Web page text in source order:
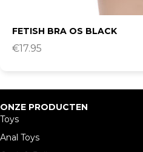
FETISH BRA OS BLACK
€17.95
ONZE PRODUCTEN
Toys
Anal Toys